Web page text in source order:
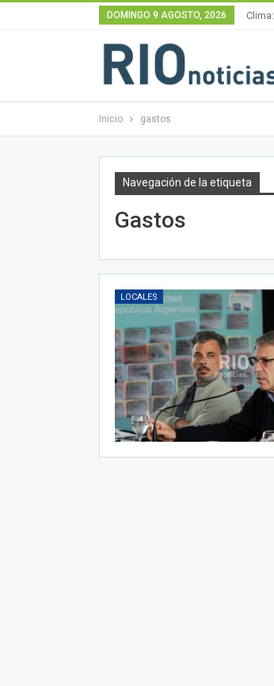
DOMINGO 9 AGOSTO, 2026 Clima:
Inicio gastos
Navegación de la etiqueta
Gastos
LOCALES